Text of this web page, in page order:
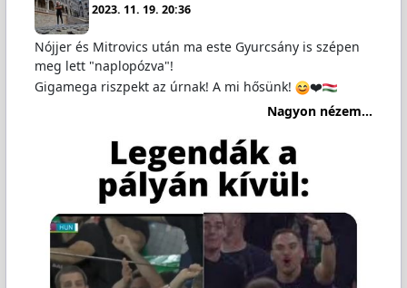
2023. 11. 19. 20:36
Nójjer és Mitrovics után ma este Gyurcsány is szépen
meg lett "naplopózva"!
Gigamega riszpekt az úrnak! A mi hősünk!
❤️
Nagyon nézem...